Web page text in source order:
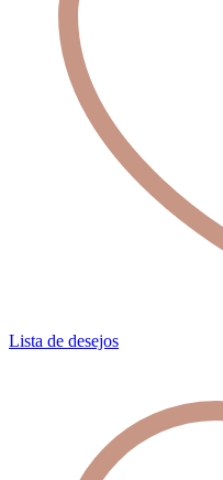
Lista de desejos